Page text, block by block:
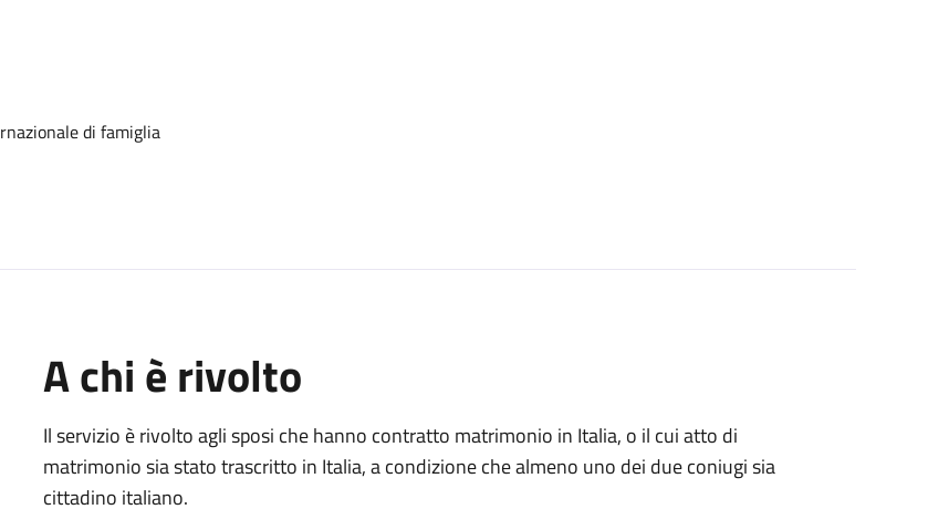
di famiglia
A chi è rivolto
Il servizio è rivolto agli sposi che hanno contratto matrimonio in Italia, o il cui atto di
matrimonio sia stato trascritto in Italia, a condizione che almeno uno dei due coniugi sia
cittadino italiano.